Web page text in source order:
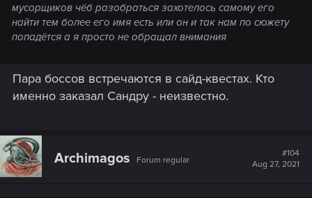
мусорщиков чёб разобраться захотелось самому его
найти тем более его имя есть или он и так нам по сюжету
попадётся а я просто не обращал внимания
Пара боссов встречаются в сайд-квестах. Кто
именно заказал Сандру - неизвестно.
Archimagos Forum regular
#104
Aug 27, 2021